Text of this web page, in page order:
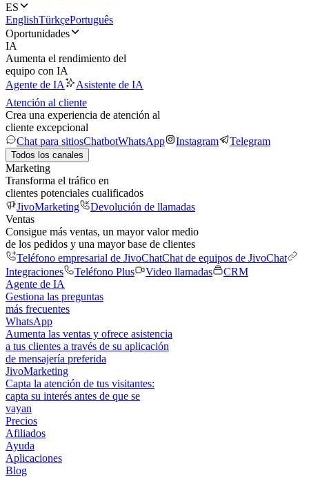
ES
EnglishTürkçePortuguês
Oportunidades
IA
Aumenta el rendimiento del
equipo con IA
Agente de IA
Asistente de IA
Atención al cliente
Crea una experiencia de atención al
cliente excepcional
Chat para sitiosChatbotWhatsApp Instagram Telegram
Todos los canales
Marketing
Transforma el tráfico en
clientes potenciales cualificados
JivoMarketing
Devolución de llamadas
Ventas
Consigue más ventas, un mayor valor medio
de los pedidos y una mayor base de clientes
Teléfono empresarial de JivoChatChat de equipos de JivoChat
Integraciones
Teléfono Plus Video llamadas
CRM
Agente de IA
Gestiona las preguntas
más frecuentes
WhatsApp
Aumenta las ventas y ofrece asistencia
a tus clientes a través de su aplicación
de mensajería preferida
JivoMarketing
Capta la atención de tus visitantes:
capta su interés antes de que se
vayan
Precios
Afiliados
Ayuda
Aplicaciones
Blog